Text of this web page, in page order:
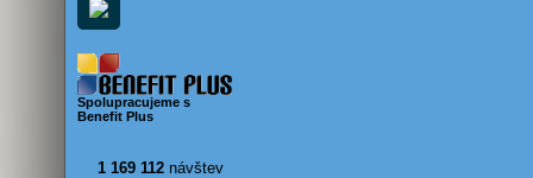
Spolupracujeme s
Benefit Plus
1 169 112 návštev